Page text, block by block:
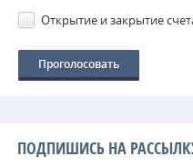
Открытие и закрытие
ПОДПИШИСЬ НА